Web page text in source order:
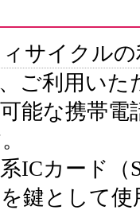
サイクル
ご利用い
能な携帯
ICカード
鍵として